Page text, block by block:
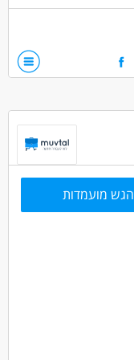
הגש מועמדות